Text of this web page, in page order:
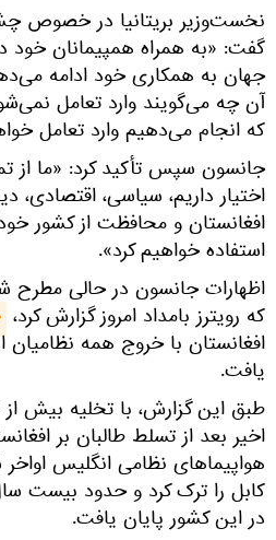
نخست‌وزیر بریتانیا در خصوص
گفت: «به همراه همپیمانان خود
جهان به همکاری خود ادامه
آن چه می‌گویند وارد تعامل
که انجام می‌دهیم وارد تعامل
جانسون سپس تأکید کرد: «ما از
اختیار داریم، سیاسی، اقتصادی،
افغانستان و محافظت از کشور
استفاده خواهیم کرد».
اظهارات جانسون در حالی
که رویترز بامداد امروز گزارش کرد،
افغانستان با خروج همه نظامیان
یافت.
اخیر بعد از تسلط طالبان بر
هواپیماهای نظامی انگلیس
کابل را ترک کرد و حدود بیست
در این کشور پایان یافت.